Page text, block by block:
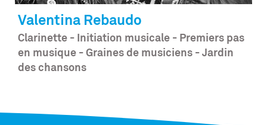
Valentina Rebaudo
Clarinette - Initiation musicale - Premiers pas
en musique - Graines de musiciens - Jardin
des chansons